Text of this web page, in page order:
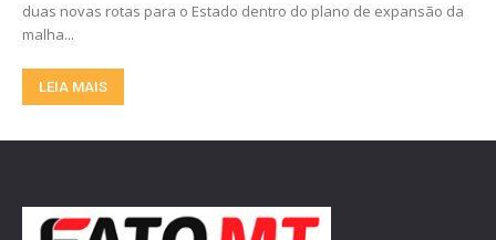
duas novas rotas para o Estado dentro do plano de expansão da
malha...
LEIA MAIS